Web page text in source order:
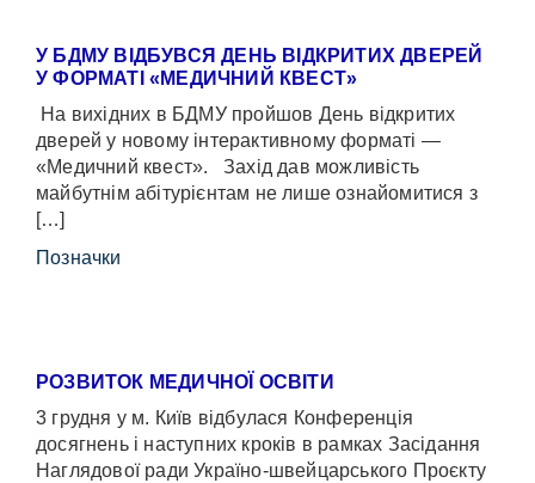
У БДМУ ВІДБУВСЯ ДЕНЬ ВІДКРИТИХ ДВЕРЕЙ
У ФОРМАТІ «МЕДИЧНИЙ КВЕСТ»
На вихідних в БДМУ пройшов День відкритих
дверей у новому інтерактивному форматі —
«Медичний квест». Захід дав можливість
майбутнім абітурієнтам не лише ознайомитися з
[…]
Позначки
РОЗВИТОК МЕДИЧНОЇ ОСВІТИ
3 грудня у м. Київ відбулася Конференція
досягнень і наступних кроків в рамках Засідання
Наглядової ради Україно-швейцарського Проєкту